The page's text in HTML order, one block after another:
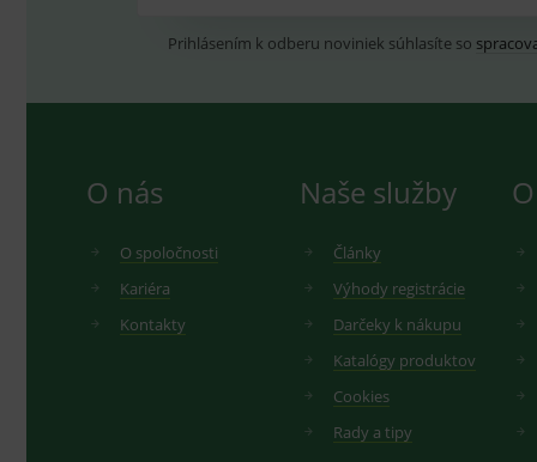
Prihlásením k odberu noviniek súhlasíte so
O nás
O spoločnosti
Kariéra
Kontakty
Naše služby
Články
Výhody registrácie
Darčeky k nákupu
Katalógy produktov
Cookies
Rady a tipy
_gat_UA-
YSC
sid
_ga_GXRFBLV37P
VISITOR_INFO1_LIVE